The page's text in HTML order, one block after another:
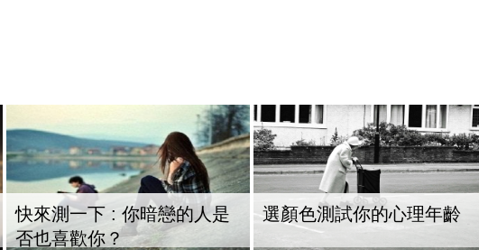
快來測一下 : 你暗戀的人是
否也喜歡你？
選顏色測試你的心理年齡